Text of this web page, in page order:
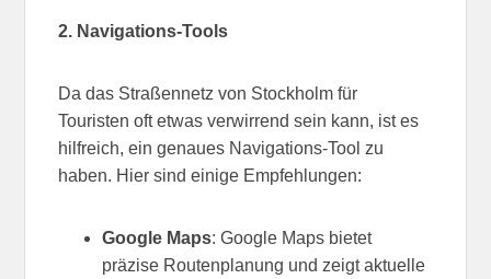
2. Navigations-Tools
Da das Straßennetz von Stockholm für
Touristen oft etwas verwirrend sein kann, ist es
hilfreich, ein genaues Navigations-Tool zu
haben. Hier sind einige Empfehlungen:
Google Maps: Google Maps bietet
präzise Routenplanung und zeigt aktuelle